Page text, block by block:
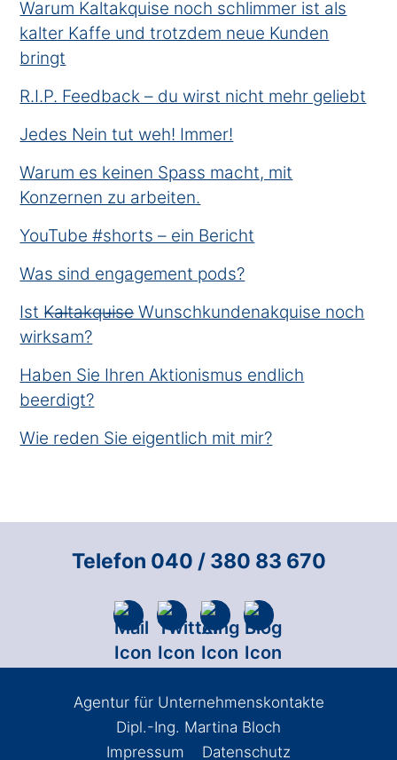
Warum Kaltakquise noch schlimmer ist als
kalter Kaffe und trotzdem neue Kunden
bringt
R.I.P. Feedback – du wirst nicht mehr geliebt
Jedes Nein tut weh! Immer!
Warum es keinen Spass macht, mit
Konzernen zu arbeiten.
YouTube #shorts – ein Bericht
Was sind engagement pods?
Ist K̶a̶l̶t̶a̶k̶q̶u̶i̶s̶e̶ Wunschkundenakquise noch
wirksam?
Haben Sie Ihren Aktionismus endlich
beerdigt?
Wie reden Sie eigentlich mit mir?
Telefon 040 / 380 83 670
Agentur für Unternehmenskontakte
Dipl.-Ing. Martina Bloch
Impressum
Datenschutz